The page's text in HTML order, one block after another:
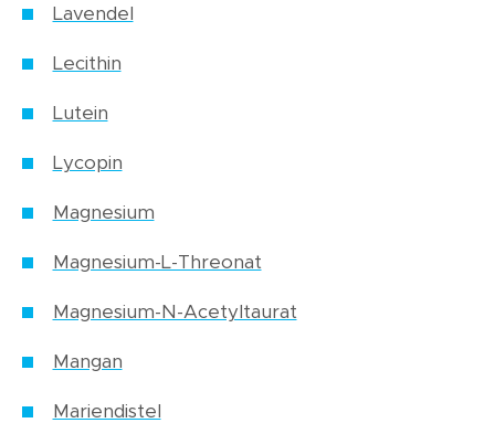
Lavendel
Lecithin
Lutein
Lycopin
Magnesium
Magnesium-L-Threonat
Magnesium-N-Acetyltaurat
Mangan
Mariendistel